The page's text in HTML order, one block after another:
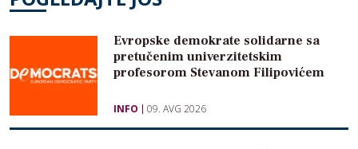
Evropske demokrate solidarne sa
pretučenim univerzitetskim
profesorom Stevanom Filipovićem
INFO 09. AVG 2026